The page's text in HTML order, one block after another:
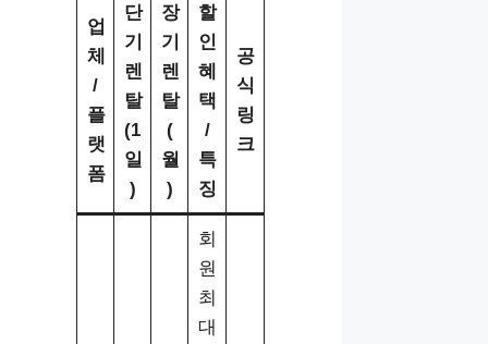
업
체
/
플
랫
폼
단
기
렌
탈
(1
일
)
장
기
렌
탈
(
월
)
할
인
혜
택
/
특
징
공
식
링
크
회
원
최
대